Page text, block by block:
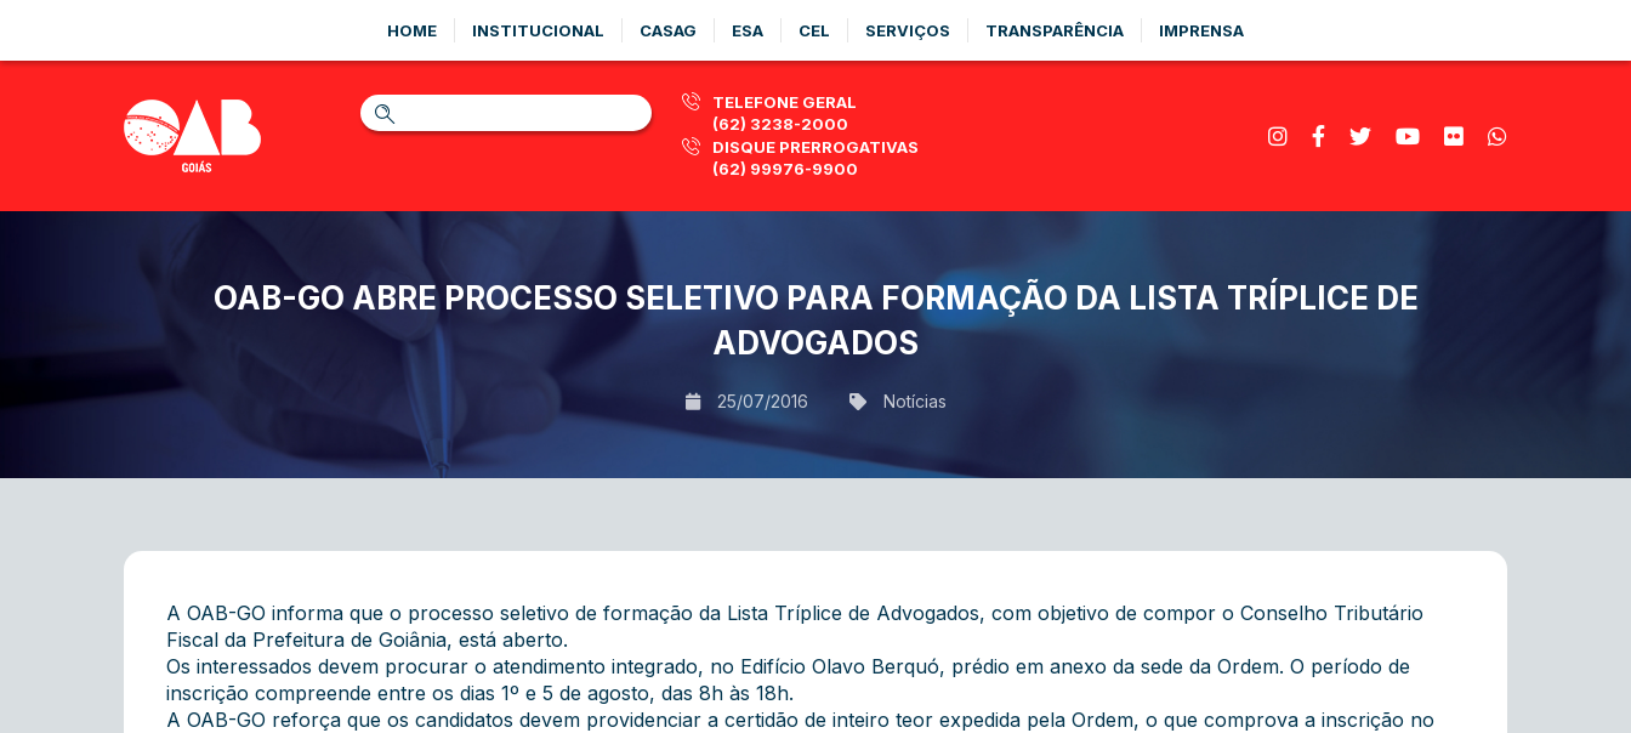
HOME INSTITUCIONAL CASAG ESA CEL SERVIÇOS TRANSPARÊNCIA IMPRENSA
TELEFONE GERAL
(62) 3238-2000
DISQUE PRERROGATIVAS
(62) 99976-9900
OAB-GO ABRE PROCESSO SELETIVO PARA FORMAÇÃO DA LISTA TRÍPLICE DE
ADVOGADOS
25/07/2016 Notícias
A OAB-GO informa que o processo seletivo de formação da Lista Tríplice de Advogados, com objetivo de compor o Conselho Tributário
Fiscal da Prefeitura de Goiânia, está aberto.
Os interessados devem procurar o atendimento integrado, no Edifício Olavo Berquó, prédio em anexo da sede da Ordem. O período de
inscrição compreende entre os dias 1º e 5 de agosto, das 8h às 18h.
A OAB-GO reforça que os candidatos devem providenciar a certidão de inteiro teor expedida pela Ordem, o que comprova a inscrição no